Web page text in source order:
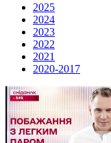
2025
2024
2023
2022
2021
2020-2017